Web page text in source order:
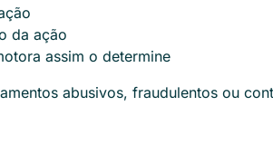
da ação
assim o determine
abusivos, fraudulentos ou